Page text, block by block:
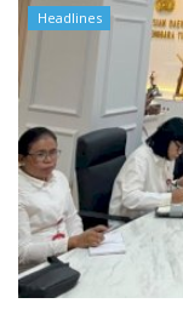
Headlines